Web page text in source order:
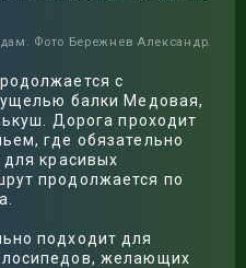
Фото Бережнев Александр.
с
балки Медовая,
Дорога проходит
где обязательно
для красивых
продолжается по
подходит для
желающих